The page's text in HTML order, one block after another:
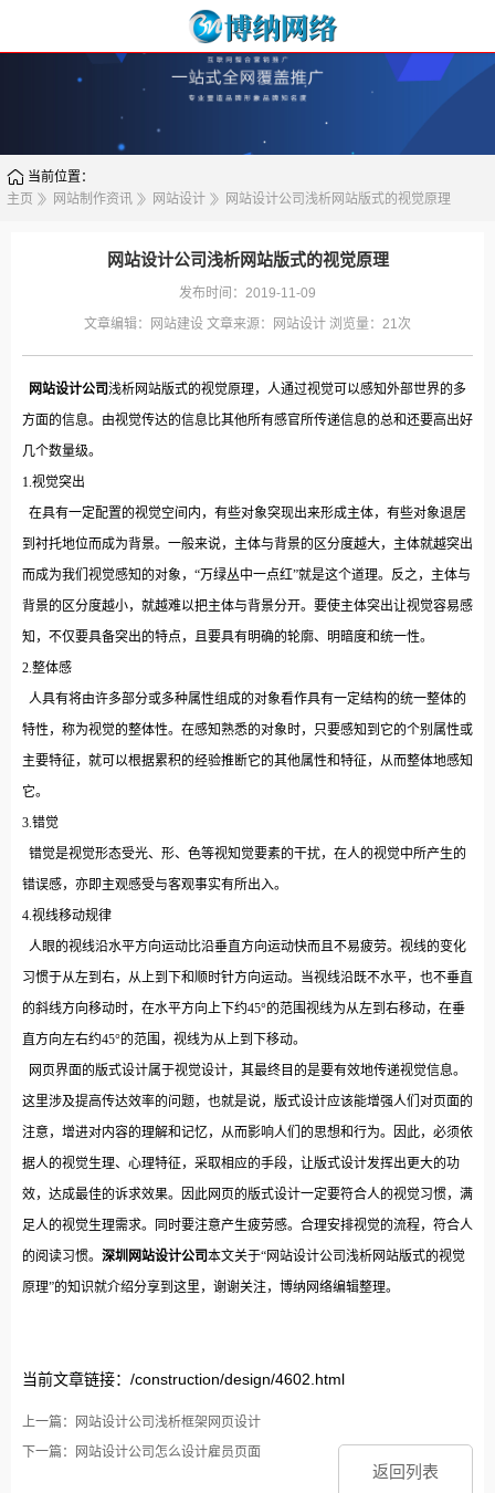
当前位置：
主页
网站制作资讯 网站设计 网站设计公司浅析网站版式的视觉原理
网站设计公司浅析网站版式的视觉原理
发布时间：2019-11-09
文章编辑：
网站建设 文章来源： 网站设计 浏览量： 21次
网站设计公司浅析网站版式的视觉原理，人通过视觉可以感知外部世界的多
方面的信息。由视觉传达的信息比其他所有感官所传递信息的总和还要高出好
几个数量级。
1.视觉突出
在具有一定配置的视觉空间内，有些对象突现出来形成主体，有些对象退居
到衬托地位而成为背景。一般来说，主体与背景的区分度越大，主体就越突出
而成为我们视觉感知的对象，“万绿丛中一点红”就是这个道理。反之，主体与
背景的区分度越小，就越难以把主体与背景分开。要使主体突出让视觉容易感
知，不仅要具备突出的特点，且要具有明确的轮廓、明暗度和统一性。
2.整体感
人具有将由许多部分或多种属性组成的对象看作具有一定结构的统一整体的
特性，称为视觉的整体性。在感知熟悉的对象时，只要感知到它的个别属性或
主要特征，就可以根据累积的经验推断它的其他属性和特征，从而整体地感知
它。
3.错觉
错觉是视觉形态受光、形、色等视知觉要素的干扰，在人的视觉中所产生的
错误感，亦即主观感受与客观事实有所出入。
4.视线移动规律
人眼的视线沿水平方向运动比沿垂直方向运动快而且不易疲劳。视线的变化
习惯于从左到右，从上到下和顺时针方向运动。当视线沿既不水平，也不垂直
的斜线方向移动时，在水平方向上下约45°的范围视线为从左到右移动，在垂
直方向左右约45°的范围，视线为从上到下移动。
网页界面的版式设计属于视觉设计，其最终目的是要有效地传递视觉信息。
这里涉及提高传达效率的问题，也就是说，版式设计应该能增强人们对页面的
注意，增进对内容的理解和记忆，从而影响人们的思想和行为。因此，必须依
据人的视觉生理、心理特征，采取相应的手段，让版式设计发挥出更大的功
效，达成最佳的诉求效果。因此网页的版式设计一定要符合人的视觉习惯，满
足人的视觉生理需求。同时要注意产生疲劳感。合理安排视觉的流程，符合人
的阅读习惯。 深圳网站设计公司本文关于“网站设计公司浅析网站版式的视觉
原理”的知识就介绍分享到这里，谢谢关注，博纳网络编辑整理。
当前文章链接：/construction/design/4602.html
上一篇：网站设计公司浅析框架网页设计
下一篇：网站设计公司怎么设计雇员页面
返回列表